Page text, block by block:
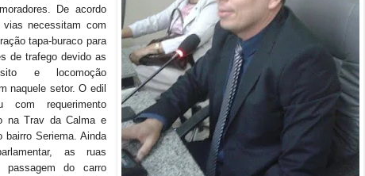
De acordo
necessitam com
tapa-buraco para
de trafego devido as
e
locomoção
naquele setor. O edil
com requerimento
na Trav da Calma e
bairro Seriema. Ainda
as ruas
passagem do carro